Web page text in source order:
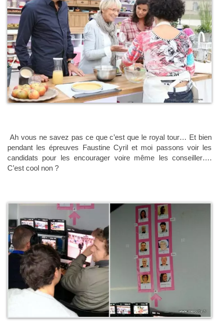
Ah vous ne savez pas ce que c’est que le royal tour… Et bien
pendant les épreuves Faustine Cyril et moi passons voir les
candidats pour les encourager voire même les conseiller….
C’est cool non ?